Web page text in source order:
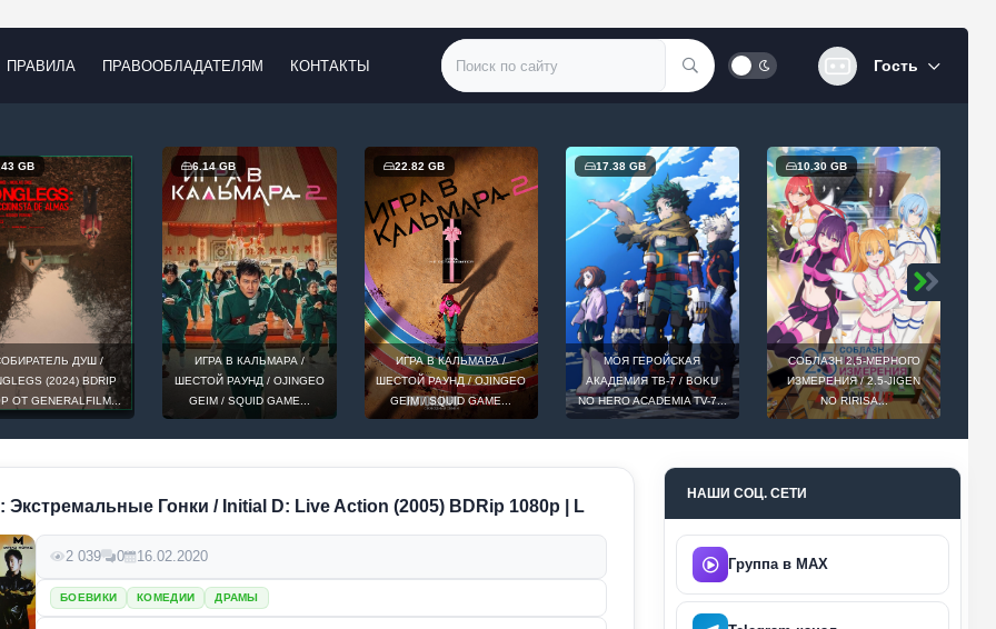
ПРАВИЛА ПРАВООБЛАДАТЕЛЯМ КОНТАКТЫ Гость
6.14 GB
ИГРА В КАЛЬМАРА /
ШЕСТОЙ РАУНД / OJINGEO
GEIM / SQUID GAME...
22.82 GB
ИГРА В КАЛЬМАРА /
ШЕСТОЙ РАУНД / OJINGEO
GEIM / SQUID GAME...
17.38 GB
МОЯ ГЕРОЙСКАЯ
АКАДЕМИЯ ТВ-7 / BOKU
NO HERO ACADEMIA TV-7...
10.30 GB
СОБЛАЗН 2,5-МЕРНОГО
ИЗМЕРЕНИЯ / 2.5-JIGEN
NO RIRISA...
2.19 GB
ДЭДПУЛ И РОСОМАХА /
DEADPOOL &
(2024)...
Гонки / Initial D: Live Action (2005) BDRip 1080p | L
2 039 0 16.02.2020
БОЕВИКИ КОМЕДИИ ДРАМЫ
НАШИ СОЦ. СЕТИ
Группа в MAX